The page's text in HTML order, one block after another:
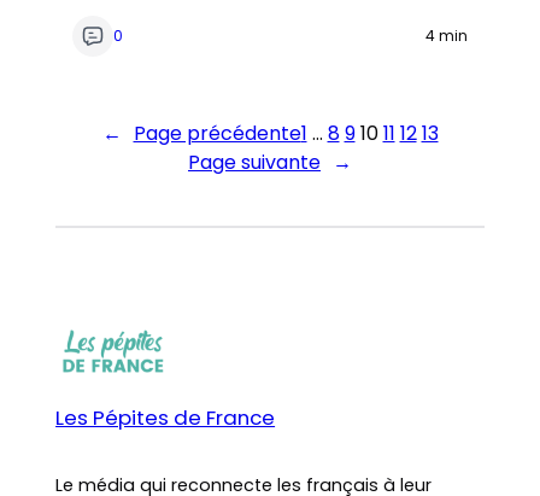
0 4 min
← Page précédente1 … 891011 1213
Page suivante →
Les Pépites de France
Le média qui reconnecte les français à leur